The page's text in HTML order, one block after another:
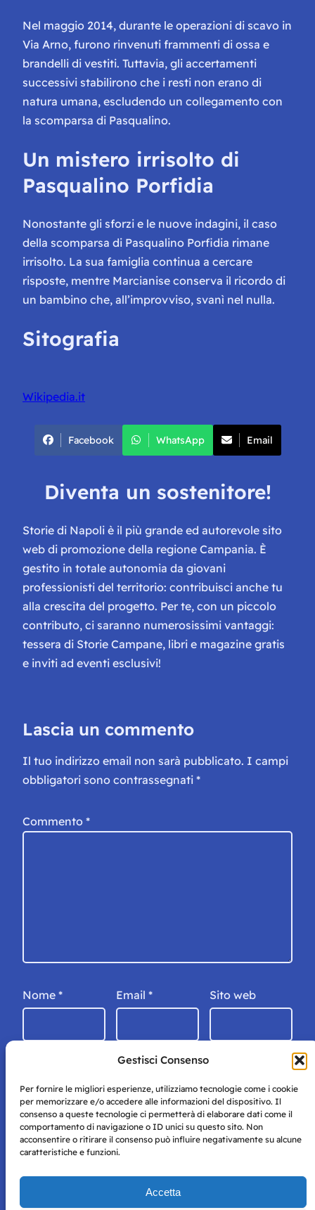
Gestisci Consenso
Per fornire le migliori esperienze, utilizziamo tecnologie come i cookie
per memorizzare e/o accedere alle informazioni del dispositivo. Il
consenso a queste tecnologie ci permetterà di elaborare dati come il
comportamento di navigazione o ID unici su questo sito. Non
acconsentire o ritirare il consenso può influire negativamente su alcune
caratteristiche e funzioni.
Accetta
Nel maggio 2014, durante le operazioni di scavo in
Via Arno, furono rinvenuti frammenti di ossa e
brandelli di vestiti. Tuttavia, gli accertamenti
successivi stabilirono che i resti non erano di
natura umana, escludendo un collegamento con
la scomparsa di Pasqualino.
Un mistero irrisolto di
Pasqualino Porfidia
Nonostante gli sforzi e le nuove indagini, il caso
della scomparsa di Pasqualino Porfidia rimane
irrisolto. La sua famiglia continua a cercare
risposte, mentre Marcianise conserva il ricordo di
un bambino che, all’improvviso, svanì nel nulla.
Sitografia
Wikipedia.it
Facebook WhatsApp Email
Diventa un sostenitore!
Storie di Napoli è il più grande ed autorevole sito
web di promozione della regione Campania. È
gestito in totale autonomia da giovani
professionisti del territorio: contribuisci anche tu
alla crescita del progetto. Per te, con un piccolo
contributo, ci saranno numerosissimi vantaggi:
tessera di Storie Campane, libri e magazine gratis
e inviti ad eventi esclusivi!
Lascia un commento
Il tuo indirizzo email non sarà pubblicato. I campi
obbligatori sono contrassegnati *
Commento *
Nome * Email * Sito web
Storie di Napoli è una testata registrata presso il tribunale di